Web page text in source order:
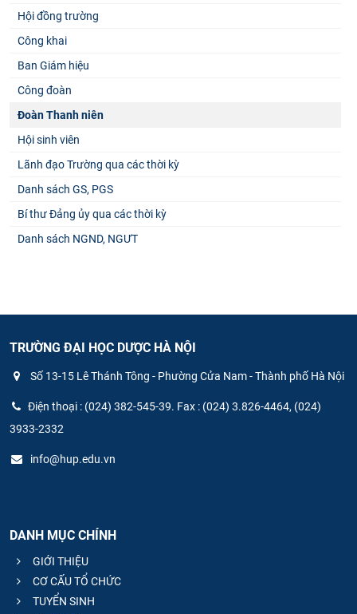
Hội đồng trường
Công khai
Ban Giám hiệu
Công đoàn
Đoàn Thanh niên
Hội sinh viên
Lãnh đạo Trường qua các thời kỳ
Danh sách GS, PGS
Bí thư Đảng ủy qua các thời kỳ
Danh sách NGND, NGƯT
TRƯỜNG ĐẠI HỌC DƯỢC HÀ NỘI
Số 13-15 Lê Thánh Tông - Phường Cửa Nam - Thành phố Hà Nội
Điện thoại : (024) 382-545-39. Fax : (024) 3.826-4464, (024)
3933-2332
info@hup.edu.vn
DANH MỤC CHÍNH
GIỚI THIỆU
CƠ CẤU TỔ CHỨC
TUYỂN SINH